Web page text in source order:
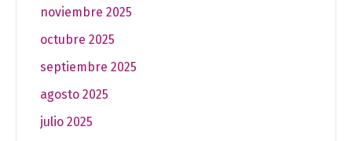
noviembre 2025
octubre 2025
septiembre 2025
agosto 2025
julio 2025